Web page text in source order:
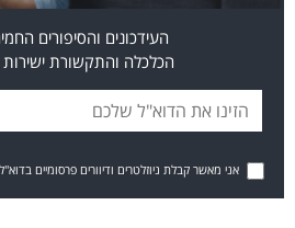
העידכונים והסיפורים
הכלכלה והתקשורת ישירות
אני מאשר קבלת ניוזלטרים ודיוורים פרסומיים בדוא"ל